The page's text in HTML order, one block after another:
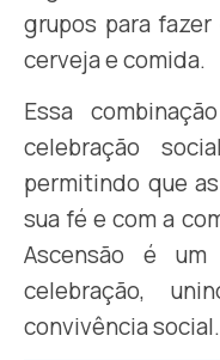
grupos para
cerveja e comida.
Essa
celebração
permitindo que
sua fé e com a
Ascensão é
celebração,
convivência social.